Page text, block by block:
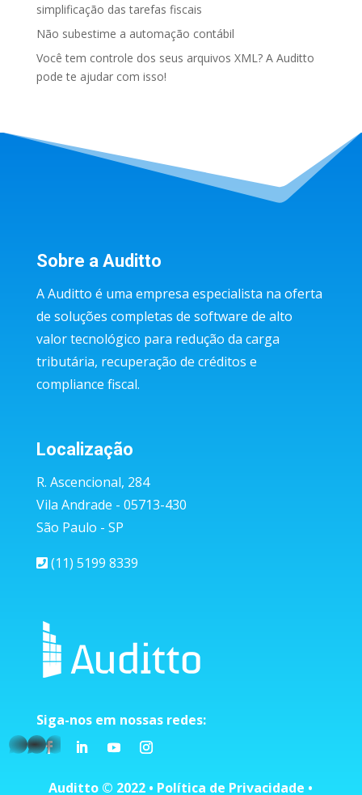
simplificação das tarefas fiscais
Não subestime a automação contábil
Você tem controle dos seus arquivos XML? A Auditto
pode te ajudar com isso!
Sobre a Auditto
A Auditto é uma empresa especialista na oferta
de soluções completas de software de alto
valor tecnológico para redução da carga
tributária, recuperação de créditos e
compliance fiscal.
Localização
R. Ascencional, 284
Vila Andrade - 05713-430
São Paulo - SP
(11) 5199 8339
Siga-nos em nossas redes:
Auditto © 2022 • Política de Privacidade •
whatsapp